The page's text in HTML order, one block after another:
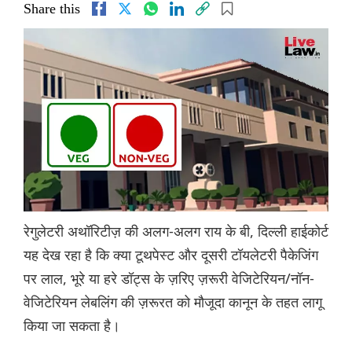
Share this
रेगुलेटरी अथॉरिटीज़ की अलग-अलग राय के बी, दिल्ली हाईकोर्ट
यह देख रहा है कि क्या टूथपेस्ट और दूसरी टॉयलेटरी पैकेजिंग
पर लाल, भूरे या हरे डॉट्स के ज़रिए ज़रूरी वेजिटेरियन/नॉन-
वेजिटेरियन लेबलिंग की ज़रूरत को मौजूदा कानून के तहत लागू
किया जा सकता है।